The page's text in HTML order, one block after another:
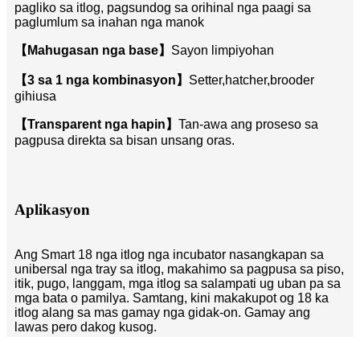
pagliko sa itlog, pagsundog sa orihinal nga paagi sa
paglumlum sa inahan nga manok
【Mahugasan nga base】 Sayon limpiyohan
【3 sa 1 nga kombinasyon】 Setter,hatcher,brooder
gihiusa
【Transparent nga hapin】 Tan-awa ang proseso sa
pagpusa direkta sa bisan unsang oras.
Aplikasyon
Ang Smart 18 nga itlog nga incubator nasangkapan sa
unibersal nga tray sa itlog, makahimo sa pagpusa sa piso,
itik, pugo, langgam, mga itlog sa salampati ug uban pa sa
mga bata o pamilya. Samtang, kini makakupot og 18 ka
itlog alang sa mas gamay nga gidak-on. Gamay ang
lawas pero dakog kusog.